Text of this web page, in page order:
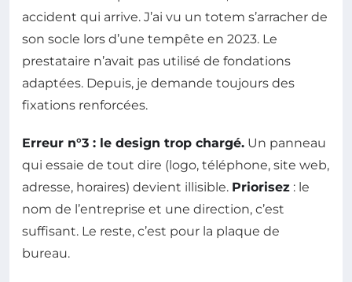
accident qui arrive. J’ai vu un totem s’arracher de
son socle lors d’une tempête en 2023. Le
prestataire n’avait pas utilisé de fondations
adaptées. Depuis, je demande toujours des
fixations renforcées.
Erreur n°3 : le design trop chargé. Un panneau
qui essaie de tout dire (logo, téléphone, site web,
adresse, horaires) devient illisible. Priorisez : le
nom de l’entreprise et une direction, c’est
suffisant. Le reste, c’est pour la plaque de
bureau.